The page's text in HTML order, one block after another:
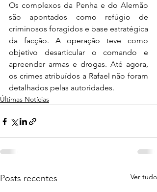
Os complexos da Penha e do Alemão
são apontados como refúgio de
criminosos foragidos e base estratégica
da facção. A operação teve como
objetivo desarticular o comando e
apreender armas e drogas. Até agora,
os crimes atribuídos a Rafael não foram
detalhados pelas autoridades.
Últimas Notícias
Posts recentes Ver tudo